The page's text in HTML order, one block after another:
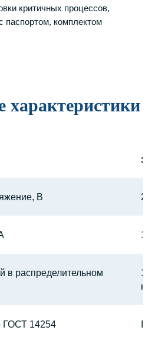
критичных процессов,
паспортом, комплектом
характеристики
В
в распределительном
ГОСТ 14254